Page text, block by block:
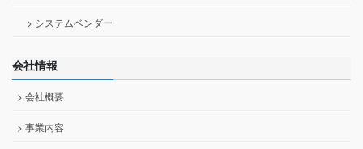
> システムベンダー
会社情報
> 会社概要
> 事業内容